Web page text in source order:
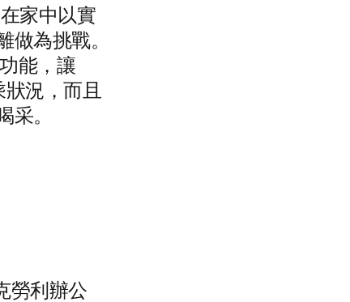
家中以實
做為挑戰。
能，讓
狀況，而且
采。
勞利辦公